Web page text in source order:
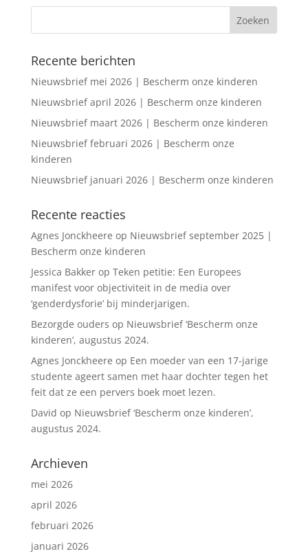
Recente berichten
Nieuwsbrief mei 2026 | Bescherm onze kinderen
Nieuwsbrief april 2026 | Bescherm onze kinderen
Nieuwsbrief maart 2026 | Bescherm onze kinderen
Nieuwsbrief februari 2026 | Bescherm onze
kinderen
Nieuwsbrief januari 2026 | Bescherm onze kinderen
Recente reacties
Agnes Jonckheere op Nieuwsbrief september 2025 |
Bescherm onze kinderen
Jessica Bakkerop Teken petitie: Een Europees
manifest voor objectiviteit in de media over
‘genderdysforie’ bij minderjarigen.
Bezorgde ouders op Nieuwsbrief ‘Bescherm onze
kinderen’, augustus 2024.
Agnes Jonckheere op Een moeder van een 17-jarige
studente ageert samen met haar dochter tegen het
feit dat ze een pervers boek moet lezen.
David op Nieuwsbrief ‘Bescherm onze kinderen’,
augustus 2024.
Archieven
mei 2026
april 2026
februari 2026
januari 2026